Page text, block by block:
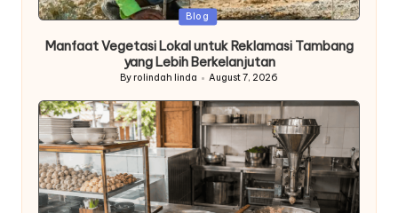
Posted
Blog
Manfaat Vegetasi Lokal untuk Reklamasi Tambang
yang Lebih Berkelanjutan
Posted
By rolindah linda August 7, 2026